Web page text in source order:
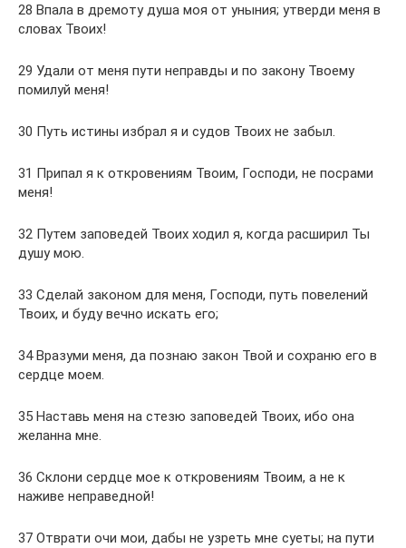
28 Впала в дремоту душа моя от уныния; утверди меня в
словах Твоих!
29 Удали от меня пути неправды и по закону Твоему
помилуй меня!
30 Путь истины избрал я и судов Твоих не забыл.
31 Припал я к откровениям Твоим, Господи, не посрами
меня!
32 Путем заповедей Твоих ходил я, когда расширил Ты
душу мою.
33 Сделай законом для меня, Господи, путь повелений
Твоих, и буду вечно искать его;
34 Вразуми меня, да познаю закон Твой и сохраню его в
сердце моем.
35 Наставь меня на стезю заповедей Твоих, ибо она
желанна мне.
36 Склони сердце мое к откровениям Твоим, а не к
наживе неправедной!
37 Отврати очи мои, дабы не узреть мне суеты; на пути